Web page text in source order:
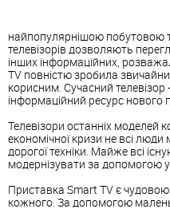
найпопулярнішою побутовою
телевізорів дозволяють
інших інформаційних,
TV повністю зробила
корисним. Сучасний
інформаційний ресурс нового
Телевізори останніх моделей
економічної кризи не всі
дорогої техніки. Майже всі
модернізувати за допомогою
Приставка Smart TV є
кожного. За допомогою